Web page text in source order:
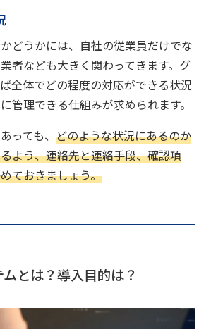
どうかには、自社の従業員だけでな
者なども大きく関わってきます。グ
全体でどの程度の対応ができる状況
管理できる仕組みが求められます。
っても、どのような状況にあるのか
よう、連絡先と連絡手段、確認項
ておきましょう。
とは？導入目的は？